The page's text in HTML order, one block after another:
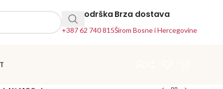
24h Podrška
+387 62 740 815
Brza dostava
Širom Bosne i Hercegovine